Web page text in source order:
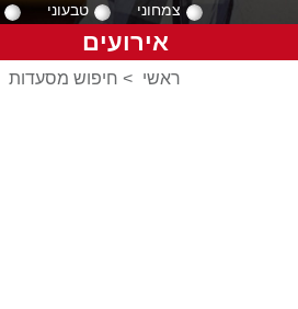
צמחוני טבעוני
אירועים
ראשי > חיפוש מסעדות